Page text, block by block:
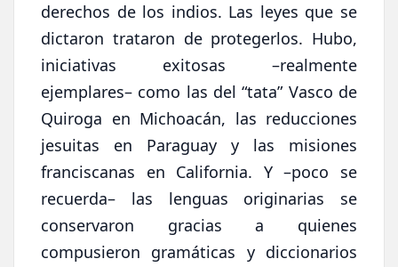
derechos de los indios. Las leyes que se
dictaron trataron de protegerlos. Hubo,
iniciativas exitosas –realmente
ejemplares– como las del “tata” Vasco de
Quiroga en Michoacán, las reducciones
jesuitas en Paraguay y las misiones
franciscanas en California. Y –poco se
recuerda– las lenguas originarias se
conservaron gracias a quienes
compusieron gramáticas y diccionarios